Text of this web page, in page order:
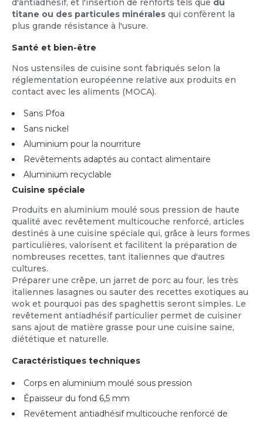
d'antiadhésif, et l'insertion de renforts tels que du
titane ou des particules minérales qui confèrent la
plus grande résistance à l'usure.
Santé et bien-être
Nos ustensiles de cuisine sont fabriqués selon la
réglementation européenne relative aux produits en
contact avec les aliments (MOCA).
Sans Pfoa
Sans nickel
Aluminium pour la nourriture
Revêtements adaptés au contact alimentaire
Aluminium recyclable
Cuisine spéciale
Produits en aluminium moulé sous pression de haute
qualité avec revêtement multicouche renforcé, articles
destinés à une cuisine spéciale qui, grâce à leurs formes
particulières, valorisent et facilitent la préparation de
nombreuses recettes, tant italiennes que d'autres
cultures.
Préparer une crêpe, un jarret de porc au four, les très
italiennes lasagnes ou sauter des recettes exotiques au
wok et pourquoi pas des spaghettis seront simples. Le
revêtement antiadhésif particulier permet de cuisiner
sans ajout de matière grasse pour une cuisine saine,
diététique et naturelle.
Caractéristiques techniques
Corps en aluminium moulé sous pression
Épaisseur du fond 6,5 mm
Revêtement antiadhésif multicouche renforcé de